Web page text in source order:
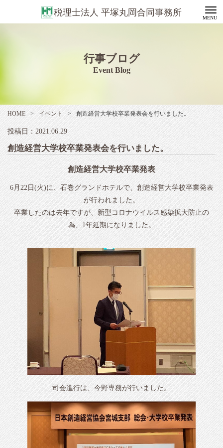
税理士法人 平塚丸岡合同事務所
行事ブログ
Event Blog
HOME > イベント > 創造経営大学校卒業発表会を行いました。
投稿日：2021.06.29
創造経営大学校卒業発表会を行いました。
創造経営大学校卒業発表
6月22日(火)に、石巻グランドホテルで、創造経営大学校卒業発表
が行われました。
卒業したのは去年ですが、新型コロナウイルス感染拡大防止の
為、1年延期になりました。
司会進行は、今野専務が行いました。